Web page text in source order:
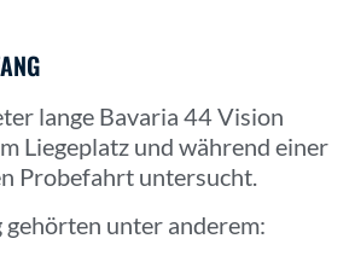
lange Bavaria 44 Vision
Liegeplatz und während einer
Probefahrt untersucht.
unter anderem: